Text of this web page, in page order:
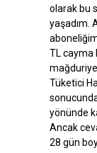
olarak bu
yaşadım.
TL cayma
Tüketici
yönünde
Ancak
28 gün